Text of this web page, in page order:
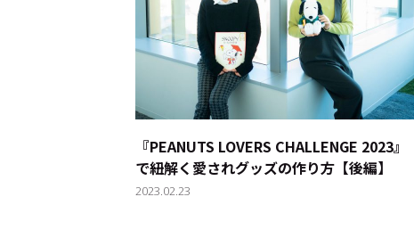
トップ Top
記事一覧 Articles
連載一覧 Series
『PEANUTS LOVERS CHALLENGE 2023』
で紐解く愛されグッズの作り方【後編】
2023.02.23